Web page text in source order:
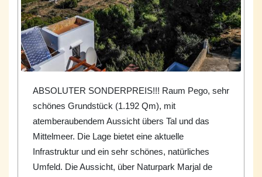
ABSOLUTER SONDERPREIS!!! Raum Pego, sehr
schönes Grundstück (1.192 Qm), mit
atemberaubendem Aussicht übers Tal und das
Mittelmeer. Die Lage bietet eine aktuelle
Infrastruktur und ein sehr schönes, natürliches
Umfeld. Die Aussicht, über Naturpark Marjal de